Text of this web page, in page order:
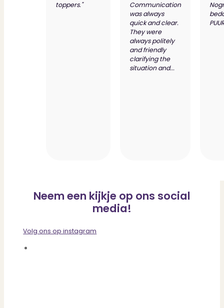
toppers."
Communication
was always
quick and clear.
They were
always politely
and friendly
clarifying the
situation and...
Neem een kijkje op ons social
media!
Volg ons op instagram